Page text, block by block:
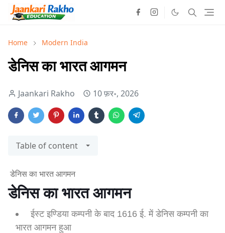
Home Modern India
डेनिस का भारत आगमन
Jaankari Rakho 10 फ़र॰, 2026
Table of content
डेनिस का भारत आगमन
डेनिस का भारत आगमन
ईस्ट इण्डिया कम्पनी के बाद 1616 ई. में डेनिस कम्पनी का
भारत आगमन हुआ